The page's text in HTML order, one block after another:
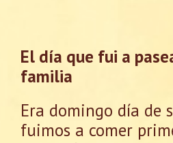
El día que fui a
familia
Era domingo día de
fuimos a comer